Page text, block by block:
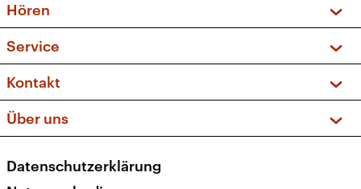
Sendungen und Podcasts
Musikliste
Kakadu – Das Kinderprogramm
Hören
Frequenzen (UKW + DAB+)
Service
FAQ
Apps
Newsletter
Veranstaltungen
Kontakt
Social Media
Über uns
Presse
Datenschutzerklärung